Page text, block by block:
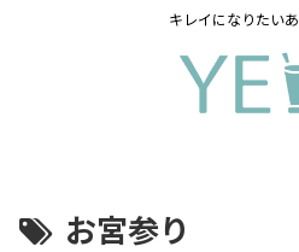
キレイになりたい
お宮参り